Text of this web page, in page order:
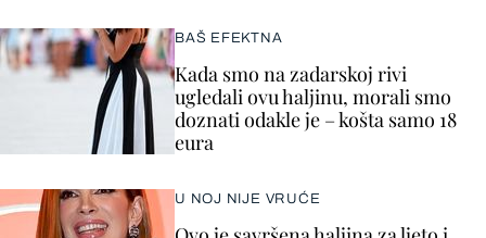
BAŠ EFEKTNA
Kada smo na zadarskoj rivi
ugledali ovu haljinu, morali smo
doznati odakle je – košta samo 18
eura
U NOJ NIJE VRUĆE